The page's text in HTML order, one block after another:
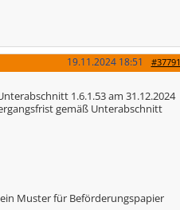
#37791
19.11.2024 18:51
1.6.1.53 am 31.12.2024
gemäß Unterabschnitt
Muster für Beförderungspapier